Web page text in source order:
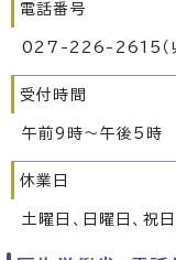
電話番号
027-226-2615（県
受付時間
午前9時〜午後5時
休業日
土曜日、日曜日、